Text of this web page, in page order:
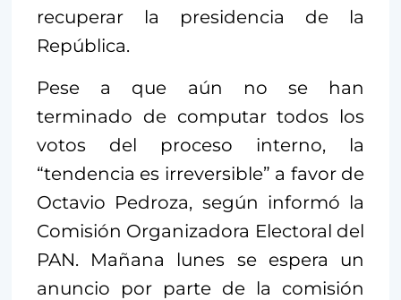
recuperar la presidencia de la
República.
Pese a que aún no se han
terminado de computar todos los
votos del proceso interno, la
“tendencia es irreversible” a favor de
Octavio Pedroza, según informó la
Comisión Organizadora Electoral del
PAN. Mañana lunes se espera un
anuncio por parte de la comisión